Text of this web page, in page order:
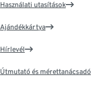
Használati utasítások
Ajándékkártya
Hírlevél
Útmutató és mérettanácsadó